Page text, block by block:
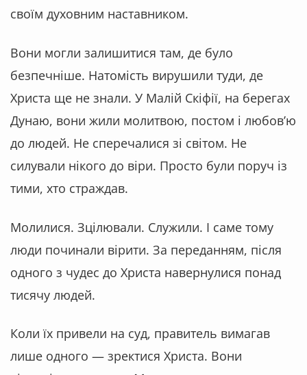
своїм духовним наставником.
Вони могли залишитися там, де було
безпечніше. Натомість вирушили туди, де
Христа ще не знали. У Малій Скіфії, на берегах
Дунаю, вони жили молитвою, постом і любов’ю
до людей. Не сперечалися зі світом. Не
силували нікого до віри. Просто були поруч із
тими, хто страждав.
Молилися. Зцілювали. Служили. І саме тому
люди починали вірити. За переданням, після
одного з чудес до Христа навернулися понад
тисячу людей.
Коли їх привели на суд, правитель вимагав
лише одного — зректися Христа. Вони